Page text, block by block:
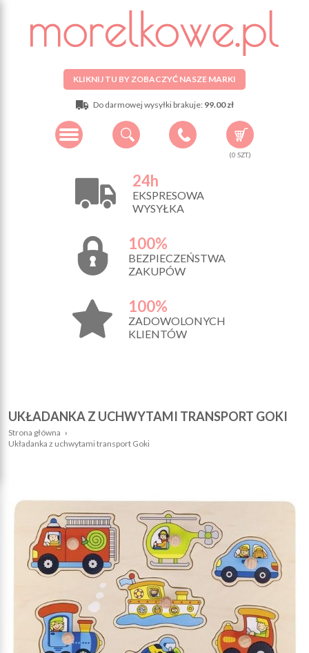
KLIKNIJ TU BY ZOBACZYĆ NASZE MARKI
Do darmowej wysyłki brakuje: 99.00 zł
(0 SZT.)
24h
EKSPRESOWA
WYSYŁKA
100%
BEZPIECZEŃSTWA
ZAKUPÓW
100%
ZADOWOLONYCH
KLIENTÓW
UKŁADANKA Z UCHWYTAMI TRANSPORT GOKI
Strona główna ›
Układanka z uchwytami transport Goki